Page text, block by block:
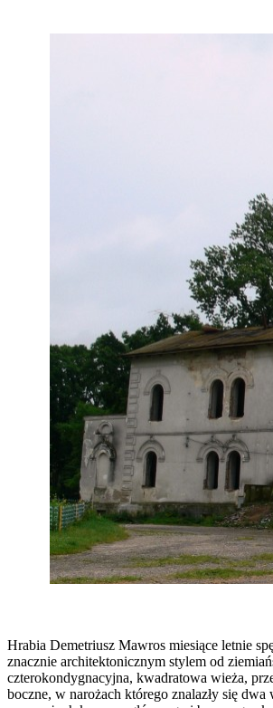
Hrabia Demetriusz Mawros miesiące letnie
znacznie architektonicznym stylem od
czterokondygnacyjna, kwadratowa wieża,
boczne, w narożach którego znalazły się